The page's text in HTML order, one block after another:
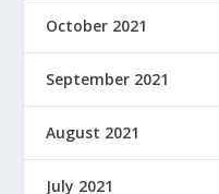
October 2021
September 2021
August 2021
July 2021